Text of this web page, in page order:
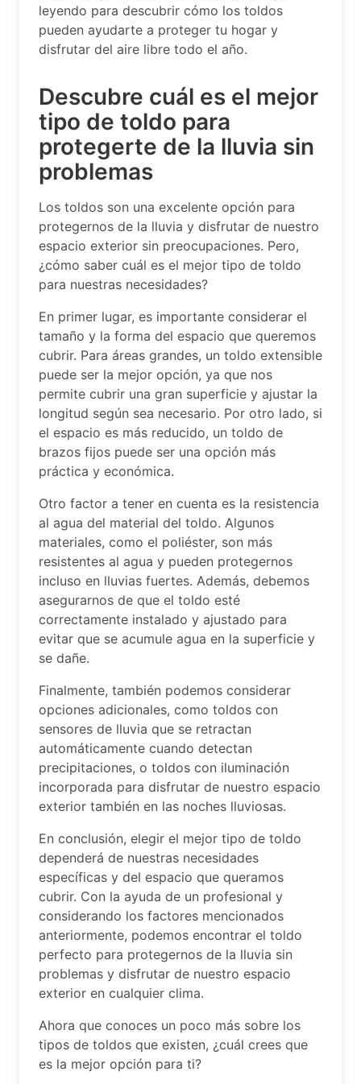
leyendo para descubrir cómo los toldos
pueden ayudarte a proteger tu hogar y
disfrutar del aire libre todo el año.
Descubre cuál es el mejor
tipo de toldo para
protegerte de la lluvia sin
problemas
Los toldos son una excelente opción para
protegernos de la lluvia y disfrutar de nuestro
espacio exterior sin preocupaciones. Pero,
¿cómo saber cuál es el mejor tipo de toldo
para nuestras necesidades?
En primer lugar, es importante considerar el
tamaño y la forma del espacio que queremos
cubrir. Para áreas grandes, un toldo extensible
puede ser la mejor opción, ya que nos
permite cubrir una gran superficie y ajustar la
longitud según sea necesario. Por otro lado, si
el espacio es más reducido, un toldo de
brazos fijos puede ser una opción más
práctica y económica.
Otro factor a tener en cuenta es la resistencia
al agua del material del toldo. Algunos
materiales, como el poliéster, son más
resistentes al agua y pueden protegernos
incluso en lluvias fuertes. Además, debemos
asegurarnos de que el toldo esté
correctamente instalado y ajustado para
evitar que se acumule agua en la superficie y
se dañe.
Finalmente, también podemos considerar
opciones adicionales, como toldos con
sensores de lluvia que se retractan
automáticamente cuando detectan
precipitaciones, o toldos con iluminación
incorporada para disfrutar de nuestro espacio
exterior también en las noches lluviosas.
En conclusión, elegir el mejor tipo de toldo
dependerá de nuestras necesidades
específicas y del espacio que queramos
cubrir. Con la ayuda de un profesional y
considerando los factores mencionados
anteriormente, podemos encontrar el toldo
perfecto para protegernos de la lluvia sin
problemas y disfrutar de nuestro espacio
exterior en cualquier clima.
Ahora que conoces un poco más sobre los
tipos de toldos que existen, ¿cuál crees que
es la mejor opción para ti?